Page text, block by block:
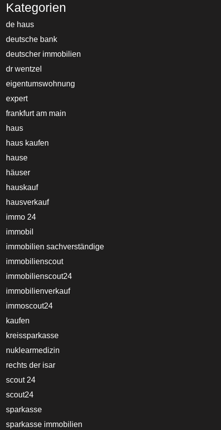
Kategorien
de haus
deutsche bank
deutscher immobilien
dr wentzel
eigentumswohnung
expert
frankfurt am main
haus
haus kaufen
hause
häuser
hauskauf
hausverkauf
immo 24
immobil
immobilien sachverständige
immobilienscout
immobilienscout24
immobilienverkauf
immoscout24
kaufen
kreissparkasse
nuklearmedizin
rechts der isar
scout 24
scout24
sparkasse
sparkasse immobilien